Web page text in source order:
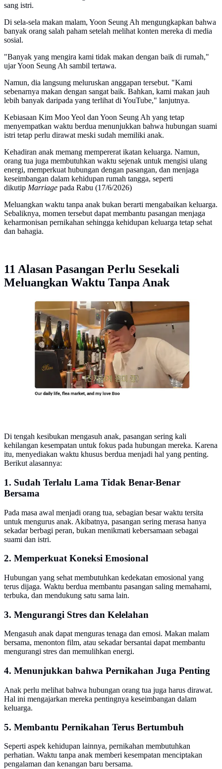
sang istri.
Di sela-sela makan malam, Yoon Seung Ah mengungkapkan bahwa
banyak orang salah paham setelah melihat konten mereka di media
sosial.
"Banyak yang mengira kami tidak makan dengan baik di rumah,"
ujar Yoon Seung Ah sambil tertawa.
Namun, dia langsung meluruskan anggapan tersebut. "Kami
sebenarnya makan dengan sangat baik. Bahkan, kami makan jauh
lebih banyak daripada yang terlihat di YouTube," lanjutnya.
Kebiasaan Kim Moo Yeol dan Yoon Seung Ah yang tetap
menyempatkan waktu berdua menunjukkan bahwa hubungan suami
istri tetap perlu dirawat meski sudah memiliki anak.
Kehadiran anak memang mempererat ikatan keluarga. Namun,
orang tua juga membutuhkan waktu sejenak untuk mengisi ulang
energi, memperkuat hubungan dengan pasangan, dan menjaga
keseimbangan dalam kehidupan rumah tangga, seperti
dikutip Marriage pada Rabu (17/6/2026)
Meluangkan waktu tanpa anak bukan berarti mengabaikan keluarga.
Sebaliknya, momen tersebut dapat membantu pasangan menjaga
keharmonisan pernikahan sehingga kehidupan keluarga tetap sehat
dan bahagia.
11 Alasan Pasangan Perlu Sesekali
Meluangkan Waktu Tanpa Anak
Kim Moo Yeol dan Yoon Seung Ah membuktikan
pentingnya waktu berdua demi rumah tangga harmonis.
(Foto: Tangkapan Layar youtube.com/@doflwl)
Di tengah kesibukan mengasuh anak, pasangan sering kali
kehilangan kesempatan untuk fokus pada hubungan mereka. Karena
itu, menyediakan waktu khusus berdua menjadi hal yang penting.
Berikut alasannya:
1. Sudah Terlalu Lama Tidak Benar-Benar
Bersama
Pada masa awal menjadi orang tua, sebagian besar waktu tersita
untuk mengurus anak. Akibatnya, pasangan sering merasa hanya
sekadar berbagi peran, bukan menikmati kebersamaan sebagai
suami dan istri.
2. Memperkuat Koneksi Emosional
Hubungan yang sehat membutuhkan kedekatan emosional yang
terus dijaga. Waktu berdua membantu pasangan saling memahami,
terbuka, dan mendukung satu sama lain.
3. Mengurangi Stres dan Kelelahan
Mengasuh anak dapat menguras tenaga dan emosi. Makan malam
bersama, menonton film, atau sekadar bersantai dapat membantu
mengurangi stres dan memulihkan energi.
4. Menunjukkan bahwa Pernikahan Juga Penting
Anak perlu melihat bahwa hubungan orang tua juga harus dirawat.
Hal ini mengajarkan mereka pentingnya keseimbangan dalam
keluarga.
5. Membantu Pernikahan Terus Bertumbuh
Seperti aspek kehidupan lainnya, pernikahan membutuhkan
perhatian. Waktu tanpa anak memberi kesempatan menciptakan
pengalaman dan kenangan baru bersama.